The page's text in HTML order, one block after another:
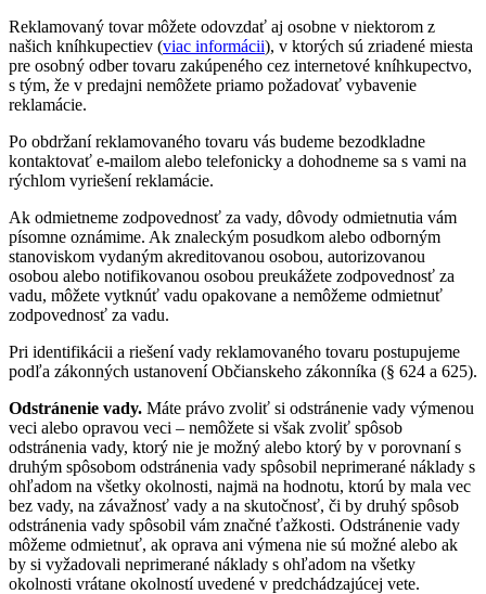
Reklamovaný tovar môžete odovzdať aj osobne v niektorom z
našich kníhkupectiev (viac informácii), v ktorých sú zriadené miesta
pre osobný odber tovaru zakúpeného cez internetové kníhkupectvo,
s tým, že v predajni nemôžete priamo požadovať vybavenie
reklamácie.
Po obdržaní reklamovaného tovaru vás budeme bezodkladne
kontaktovať e-mailom alebo telefonicky a dohodneme sa s vami na
rýchlom vyriešení reklamácie.
Ak odmietneme zodpovednosť za vady, dôvody odmietnutia vám
písomne oznámime. Ak znaleckým posudkom alebo odborným
stanoviskom vydaným akreditovanou osobou, autorizovanou
osobou alebo notifikovanou osobou preukážete zodpovednosť za
vadu, môžete vytknúť vadu opakovane a nemôžeme odmietnuť
zodpovednosť za vadu.
Pri identifikácii a riešení vady reklamovaného tovaru postupujeme
podľa zákonných ustanovení Občianskeho zákonníka (§ 624 a 625).
Odstránenie vady. Máte právo zvoliť si odstránenie vady výmenou
veci alebo opravou veci – nemôžete si však zvoliť spôsob
odstránenia vady, ktorý nie je možný alebo ktorý by v porovnaní s
druhým spôsobom odstránenia vady spôsobil neprimerané náklady s
ohľadom na všetky okolnosti, najmä na hodnotu, ktorú by mala vec
bez vady, na závažnosť vady a na skutočnosť, či by druhý spôsob
odstránenia vady spôsobil vám značné ťažkosti. Odstránenie vady
môžeme odmietnuť, ak oprava ani výmena nie sú možné alebo ak
by si vyžadovali neprimerané náklady s ohľadom na všetky
okolnosti vrátane okolností uvedené v predchádzajúcej vete.